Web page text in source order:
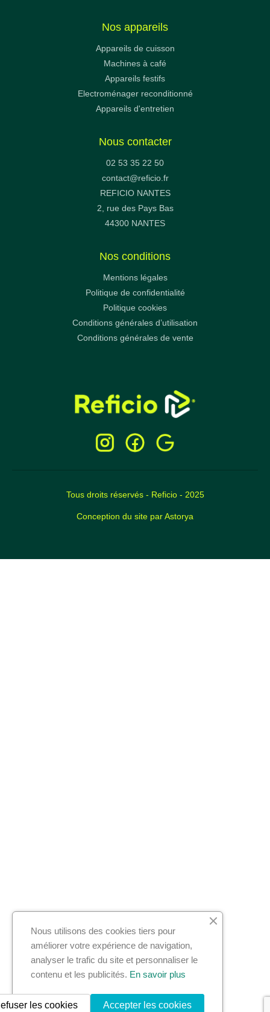
Nos appareils
Appareils de cuisson
Machines à café
Appareils festifs
Electroménager reconditionné
Appareils d'entretien
Nous contacter
02 53 35 22 50
contact@reficio.fr
REFICIO NANTES
2, rue des Pays Bas
44300 NANTES
Nos conditions
Mentions légales
Politique de confidentialité
Politique cookies
Conditions générales d’utilisation
Conditions générales de vente
Tous droits réservés - Reficio - 2025
Conception du site parAstorya
Nous utilisons des cookies tiers pour
améliorer votre expérience de navigation,
analyser le trafic du site et personnaliser le
contenu et les publicités. En savoir plus
Accepter les cookies
les cookies